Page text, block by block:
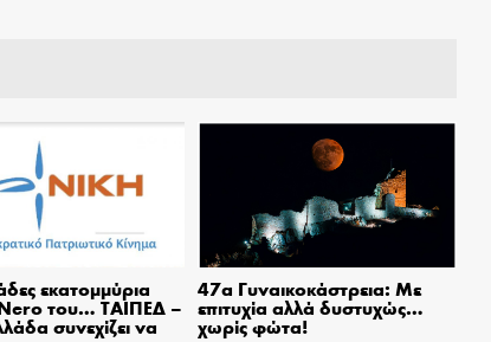
εκατομμύρια
του… ΤΑΙΠΕΔ –
συνεχίζει να
47α Γυναικοκάστρεια: Με
επιτυχία αλλά δυστυχώς…
χωρίς φώτα!